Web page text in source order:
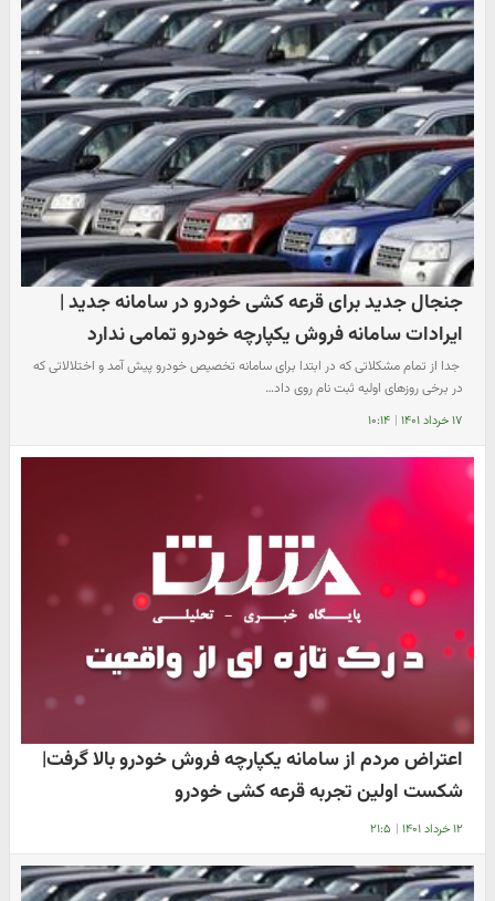
جنجال جدید برای قرعه کشی خودرو در سامانه جدید |
ایرادات سامانه فروش یکپارچه خودرو تمامی ندارد
​ جدا از تمام مشکلاتی که در ابتدا برای سامانه تخصیص خودرو پیش آمد و اختلالاتی که
در برخی روزهای اولیه ثبت نام روی داد…
۱۷ خرداد ۱۴۰۱ | ۱۰:۱۴
اعتراض مردم از سامانه یکپارچه فروش خودرو بالا گرفت|
شکست اولین تجربه قرعه کشی خودرو
۱۲ خرداد ۱۴۰۱ | ۲۱:۵